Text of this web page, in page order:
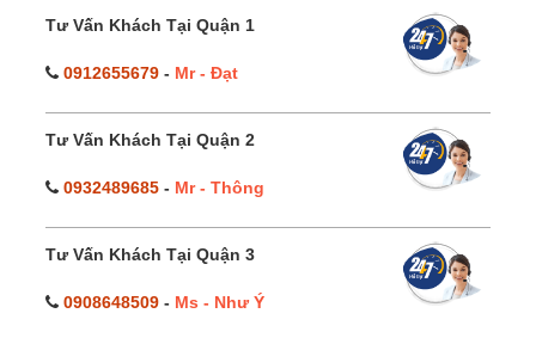
Tư Vấn Khách Tại Quận 1
0912655679 - Mr - Đạt
Tư Vấn Khách Tại Quận 2
0932489685 - Mr - Thông
Tư Vấn Khách Tại Quận 3
0908648509 - Ms - Như Ý